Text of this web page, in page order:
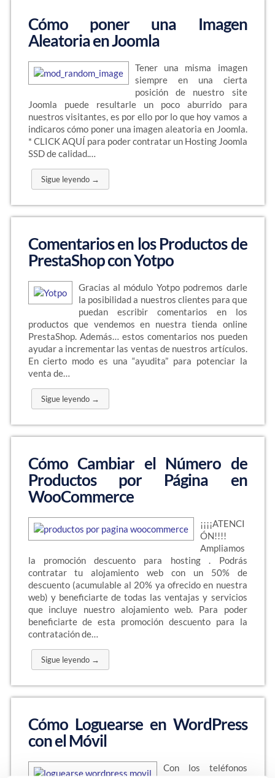
Cómo poner una Imagen
Aleatoria en Joomla
Tener una misma imagen
siempre en una cierta
posición de nuestro site
Joomla puede resultarle un poco aburrido para
nuestros visitantes, es por ello por lo que hoy vamos a
indicaros cómo poner una imagen aleatoria en Joomla.
* CLICK AQUÍ para poder contratar un Hosting Joomla
SSD de calidad.…
Sigue leyendo →
Comentarios en los Productos de
PrestaShop con Yotpo
Gracias al módulo Yotpo podremos darle
la posibilidad a nuestros clientes para que
puedan escribir comentarios en los
productos que vendemos en nuestra tienda online
PrestaShop. Además… estos comentarios nos pueden
ayudar a incrementar las ventas de nuestros artículos.
En cierto modo es una “ayudita” para potenciar la
venta de…
Sigue leyendo →
Cómo Cambiar el Número de
Productos por Página en
WooCommerce
¡¡¡¡ATENCI
ÓN!!!!
Ampliamos
la promoción descuento para hosting . Podrás
contratar tu alojamiento web con un 50% de
descuento (acumulable al 20% ya ofrecido en nuestra
web) y beneficiarte de todas las ventajas y servicios
que incluye nuestro alojamiento web. Para poder
beneficiarte de esta promoción descuento para la
contratación de…
Sigue leyendo →
Cómo Loguearse en WordPress
con el Móvil
Con los teléfonos